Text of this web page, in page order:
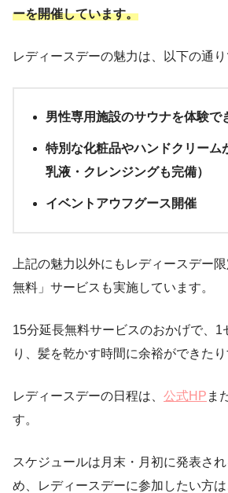
NiHITARUに少しでも安く
よくある質問
まとめ
ーを開催しています。
レディースデーの魅力は、以下の通り
男性専用施設のサウナを体験で
特別な化粧品やハンドクリーム
乳液・クレンジングも完備）
イベントアウフグース開催
上記の魅力以外にもレディースデー
無料」サービスも実施しています。
15分延長無料サービスのおかげで、1
り、髪を乾かす時間に余裕ができたり
レディースデーの日程は、 公式HP ま
す。
スケジュールは月末・月初に発表さ
め、レディースデーに参加したい方